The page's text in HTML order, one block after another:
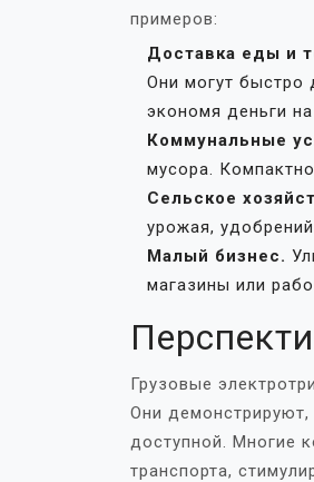
примеров:
Доставка еды и
Они могут быстро
экономя деньги
Коммунальные
мусора.
Сельское
урожая,
Малый бизнес.
магазины или
Грузовые
Они
доступной. Многие
транспорта,